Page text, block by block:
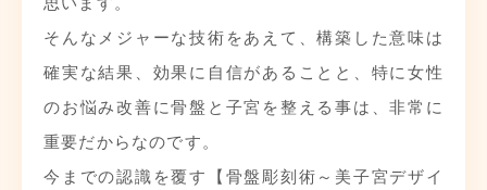
そんなメジャーな技術をあえて、構築した意味は
確実な結果、効果に自信があることと、特に女性
のお悩み改善に骨盤と子宮を整える事は、非常に
重要だからなのです。
今までの認識を覆す【骨盤彫刻術～美子宮デザイ